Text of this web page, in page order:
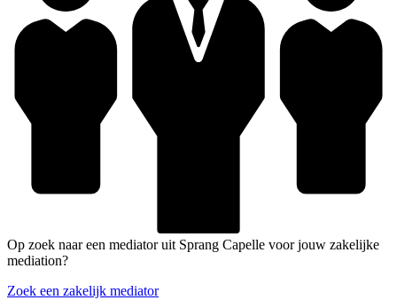
Op zoek naar een mediator uit Sprang Capelle voor jouw zakelijke
mediation?
Zoek een zakelijk mediator